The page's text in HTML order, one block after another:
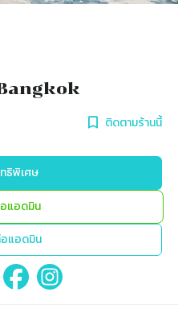
ติดตามร้านนี้
ธิพิเศษ
แอดมิน
แอดมิน